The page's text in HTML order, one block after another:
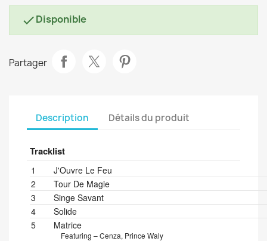
Disponible
Partager
Description Détails du produit
Tracklist
PositionTitle/Credits
1
J'Ouvre Le Feu
2
Tour De Magie
3
Singe Savant
4
Solide
5
Matrice
Featuring – Cenza, Prince Waly